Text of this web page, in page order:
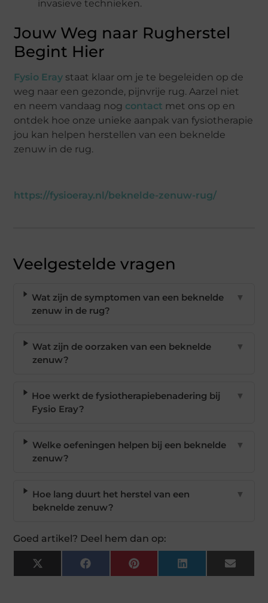
invasieve technieken.
Jouw Weg naar Rugherstel
Begint Hier
Fysio Eray staat klaar om je te begeleiden op de
weg naar een gezonde, pijnvrije rug. Aarzel niet
en neem vandaag nog contact met ons op en
ontdek hoe onze unieke aanpak van fysiotherapie
jou kan helpen herstellen van een beknelde
zenuw in de rug.
https://fysioeray.nl/beknelde-zenuw-rug/
Veelgestelde vragen
Wat zijn de symptomen van een beknelde
zenuw in de rug?
▼
Wat zijn de oorzaken van een beknelde
zenuw?
▼
Hoe werkt de fysiotherapiebenadering bij
Fysio Eray?
▼
Welke oefeningen helpen bij een beknelde
zenuw?
▼
Hoe lang duurt het herstel van een
beknelde zenuw?
▼
Goed artikel? Deel hem dan op:
X
(Twitter)
FacebookPinterest LinkedIn Email